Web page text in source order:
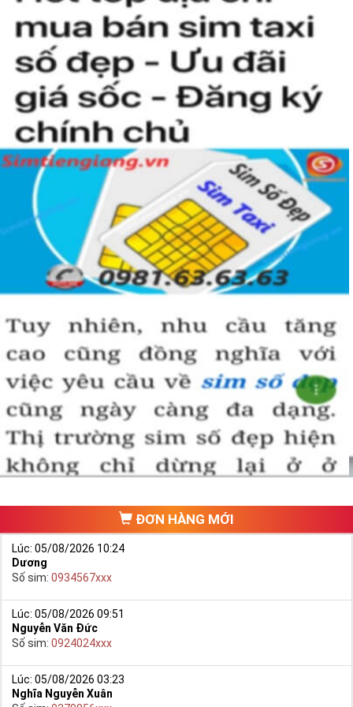
hiện “Đẳng Cấp” của người chơi sim. Không phải ai cũng có đủ điều
kiện để sở hữu một sim tứ quý 2 này, bởi vậy chỉ cần nhìn vào
người khác cũng sẽ biết được vị trí của bạn trong xã hội là như thế
nào rồi?
Hướng dẫn mua Sim Tứ Quý 2 tại
Simtiengiang.vn.
Sim Tiền Giang là đơn vị cung cấp
Tứ Quý, sim giá rẻ uy
tín chất lượng.
Chọn mua sim số đẹp thường mất nhiều thời gian ở khoản lựa số,
một số phải vừa đẹp, vừa tốt về phong thủy thì mới là sim hoàn
hảo. Vậy phải làm sao?
- Cách nhanh nhất để chọn mua được Sim Tứ Quý 2 là bạn vào
trang chủ của Sim Tiền Giang, chọn mục “
Sim giảm giá
“ ở ngay đầu
trang chủ. Đây là danh sách sim được đại lý giảm giá vì một số lý
Ngoài ra quý khách chưa ưng ý về Sim Tứ Quý 2 có cũng thể tham
khảo thêm Sim Vinaphone,Sim Gmobile, Sim Tứ Quý Giữa
ĐƠN HÀNG MỚI
Lúc: 05/08/2026 10:24
Dương
Số sim: 0934567xxx
Lúc: 05/08/2026 09:51
Nguyễn Văn Đức
Số sim: 0924024xxx
Lúc: 05/08/2026 03:23
Nghĩa Nguyễn Xuân